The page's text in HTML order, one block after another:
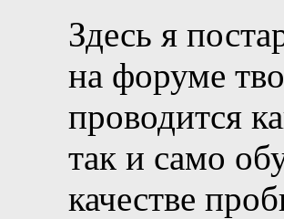
Здесь я
на форуме
проводится
так и само
качестве